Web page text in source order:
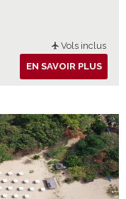
Vols inclus
EN SAVOIR PLUS